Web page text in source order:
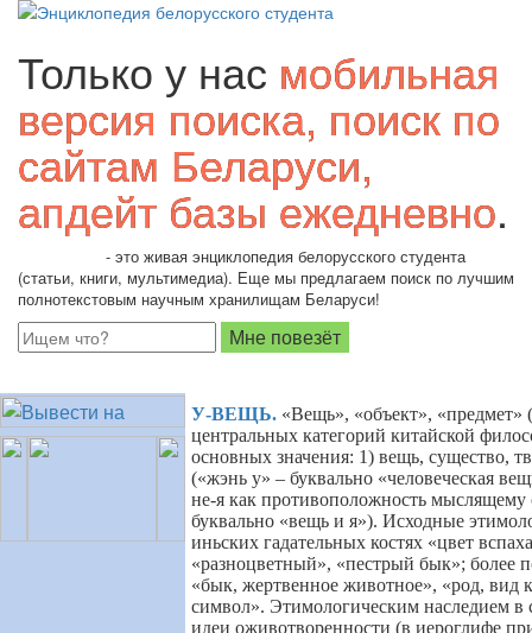
Только у нас мобильная
версия поиска, поиск по
сайтам Беларуси,
апдейт базы ежедневно.
- это живая энциклопедия белорусского студента
(статьи, книги, мультимедиа). Еще мы предлагаем поиск по лучшим
полнотекстовым научным хранилищам Беларуси!
У-ВЕЩЬ. «Вещь», «объект», «предмет»
центральных категорий китайской
основных значения: 1) вещь, существо,
(«жэнь у» – буквально «человеческая
не-я как противоположность мыслящему
буквально «вещь и я»). Исходные
иньских гадательных костях «цвет
«разноцветный», «пестрый бык»; более
«бык, жертвенное животное», «род, вид
символ». Этимологическим наследием в
идеи оживотворенности (в иероглифе